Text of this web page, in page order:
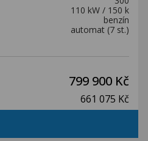
110 kW / 150 k
benzín
automat (7 st.)
799 900 Kč
661 075 Kč